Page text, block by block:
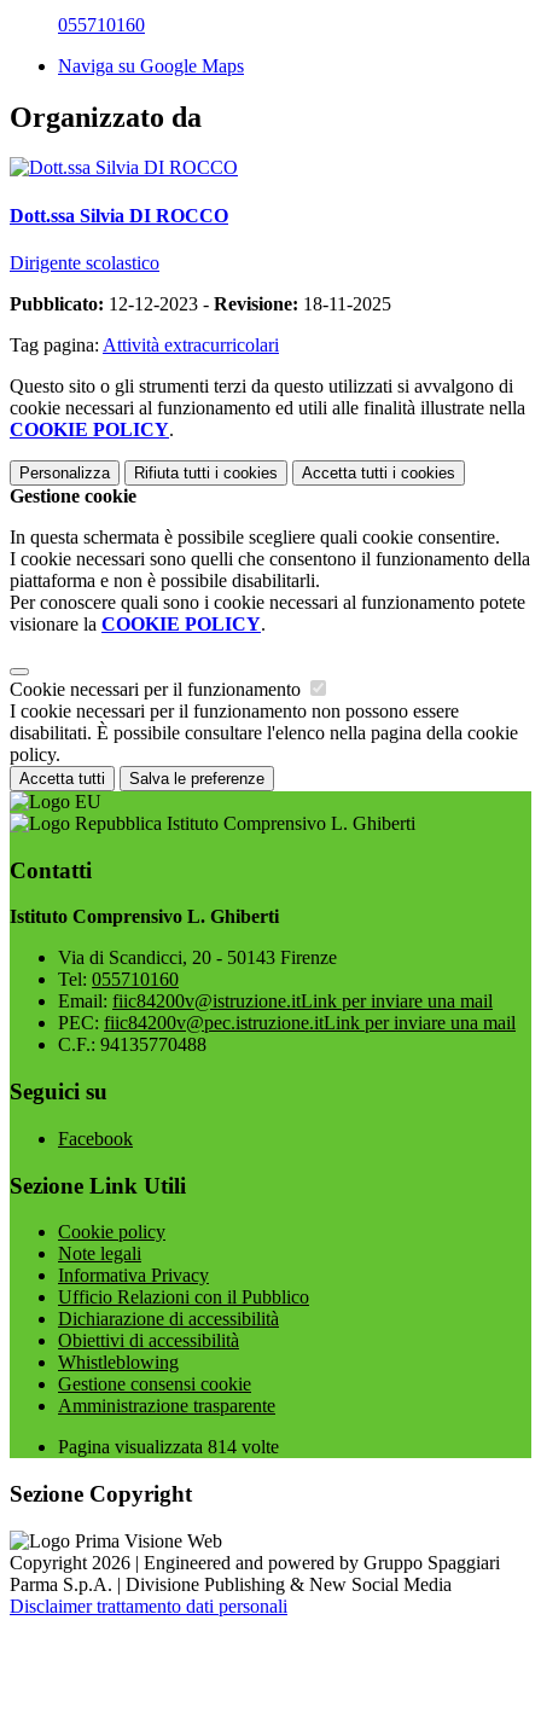
055710160
Naviga su Google Maps
Organizzato da
Dott.ssa Silvia DI ROCCO
Dirigente scolastico
Pubblicato: 12-12-2023 - Revisione: 18-11-2025
Tag pagina: Attività extracurricolari
Questo sito o gli strumenti terzi da questo utilizzati si avvalgono di
cookie necessari al funzionamento ed utili alle finalità illustrate nella
COOKIE POLICY.
Personalizza Rifiuta tutti i cookies Accetta tutti i cookies
Gestione cookie
In questa schermata è possibile scegliere quali cookie consentire.
I cookie necessari sono quelli che consentono il funzionamento della
piattaforma e non è possibile disabilitarli.
Per conoscere quali sono i cookie necessari al funzionamento potete
visionare la COOKIE POLICY.
Cookie necessari per il funzionamento
I cookie necessari per il funzionamento non possono essere
disabilitati. È possibile consultare l'elenco nella pagina della cookie
policy.
Accetta tutti Salva le preferenze
Istituto Comprensivo L. Ghiberti
Contatti
Istituto Comprensivo L. Ghiberti
Via di Scandicci, 20 - 50143 Firenze
Tel: 055710160
Email: fiic84200v@istruzione.itLink per inviare una mail
PEC: fiic84200v@pec.istruzione.itLink per inviare una mail
C.F.: 94135770488
Seguici su
Facebook
Sezione Link Utili
Cookie policy
Note legali
Informativa Privacy
Ufficio Relazioni con il Pubblico
Dichiarazione di accessibilità
Obiettivi di accessibilità
Whistleblowing
Gestione consensi cookie
Amministrazione trasparente
Pagina visualizzata 814 volte
Sezione Copyright
Copyright 2026 | Engineered and powered by Gruppo Spaggiari
Parma S.p.A. | Divisione Publishing & New Social Media
Disclaimer trattamento dati personali